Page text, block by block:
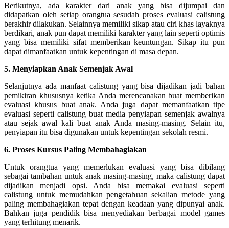
Berikutnya, ada karakter dari anak yang bisa dijumpai dan
didapatkan oleh setiap orangtua sesudah proses evaluasi calistung
berakhir dilakukan. Selainnya memiliki sikap atau ciri khas layaknya
berdikari, anak pun dapat memiliki karakter yang lain seperti optimis
yang bisa memiliki sifat memberikan keuntungan. Sikap itu pun
dapat dimanfaatkan untuk kepentingan di masa depan.
5. Menyiapkan Anak Semenjak Awal
Selanjutnya ada manfaat calistung yang bisa dijadikan jadi bahan
pemikiran khususnya ketika Anda merencanakan buat memberikan
evaluasi khusus buat anak. Anda juga dapat memanfaatkan tipe
evaluasi seperti calistung buat media penyiapan semenjak awalnya
atau sejak awal kali buat anak Anda masing-masing. Selain itu,
penyiapan itu bisa digunakan untuk kepentingan sekolah resmi.
6. Proses Kursus Paling Membahagiakan
Untuk orangtua yang memerlukan evaluasi yang bisa dibilang
sebagai tambahan untuk anak masing-masing, maka calistung dapat
dijadikan menjadi opsi. Anda bisa memakai evaluasi seperti
calistung untuk memudahkan pengetahuan sekalian metode yang
paling membahagiakan tepat dengan keadaan yang dipunyai anak.
Bahkan juga pendidik bisa menyediakan berbagai model games
yang terhitung menarik.